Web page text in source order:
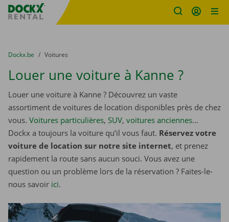
sitename
You are here:
du
Dockx.be to
Voitures
Louer une voiture à Kanne ?
Louer une voiture à Kanne ? Découvrez un vaste
assortiment de voitures de location disponibles près de chez
vous. Voitures particulières, SUV, voitures anciennes…
Dockx a toujours la voiture qu’il vous faut. Réservez votre
voiture de location sur notre site internet, et prenez
rapidement la route sans aucun souci. Vous avez une
question ou un problème lors de la réservation ? Faites-le-
nous savoir ici.